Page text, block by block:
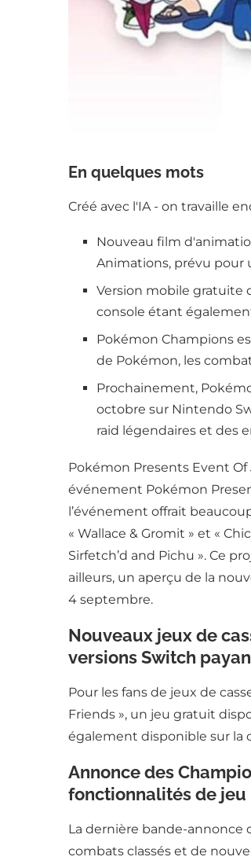
En quelques mots
Créé avec l'IA - on travaille
Nouveau film
Animations, prévu pour
Version mobile gratuite
console étant
Pokémon Champions
de Pokémon, les
Prochainement,
octobre sur Nintendo
raid légendaires et des
Pokémon Presents Event Of
événement Pokémon
l’événement offrait
« Wallace & Gromit » et «
Sirfetch’d and Pichu ». Ce
ailleurs, un aperçu de la
4 septembre.
Nouveaux jeux de
versions Switch
Pour les fans de jeux de
Friends », un jeu gratuit
également disponible sur la
Annonce des
fonctionnalités de jeu
La dernière bande-annonce
combats classés et de